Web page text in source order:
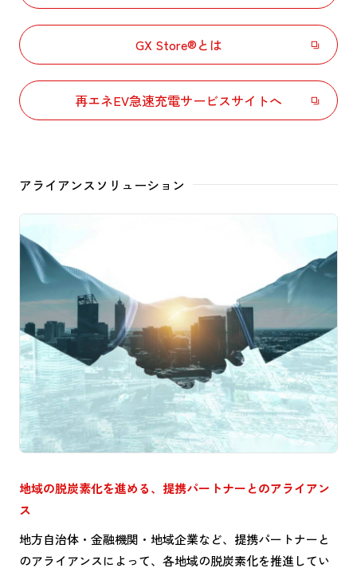
GX Store®とは
再エネEV急速充電サービスサイトへ
アライアンスソリューション
地域の脱炭素化を進める、提携パートナーとのアライアン
ス
地方自治体・金融機関・地域企業など、提携パートナーと
のアライアンスによって、各地域の脱炭素化を推進してい